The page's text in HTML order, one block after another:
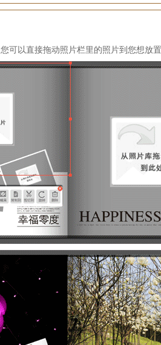
您可以直接拖动照片栏里的照片到您想放